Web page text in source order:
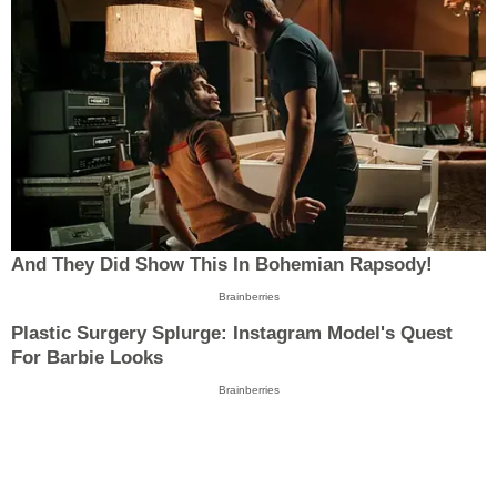
And They Did Show This In Bohemian Rapsody!
Brainberries
Plastic Surgery Splurge: Instagram Model's Quest
For Barbie Looks
Brainberries